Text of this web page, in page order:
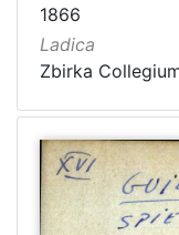
1866
Ladica
Zbirka